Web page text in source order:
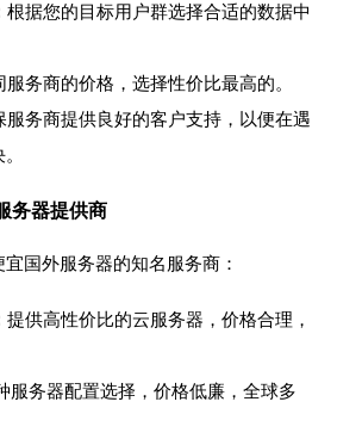
根据您的目标用户群选择合适的数据中
服务商的价格，选择性价比最高的。
服务商提供良好的客户支持，以便在遇
务器提供商
国外服务器的知名服务商：
提供高性价比的云服务器，价格合理，
服务器配置选择，价格低廉，全球多